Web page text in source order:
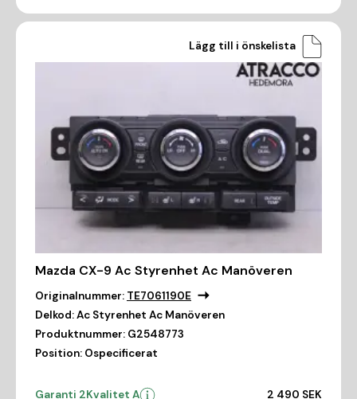
Lägg till i önskelista
Mazda CX-9 Ac Styrenhet Ac Manöveren
Originalnummer: TE7061190E
Delkod:Ac Styrenhet Ac Manöveren
Produktnummer: G2548773
Position: Ospecificerat
Garanti 2Kvalitet A 2 490 SEK